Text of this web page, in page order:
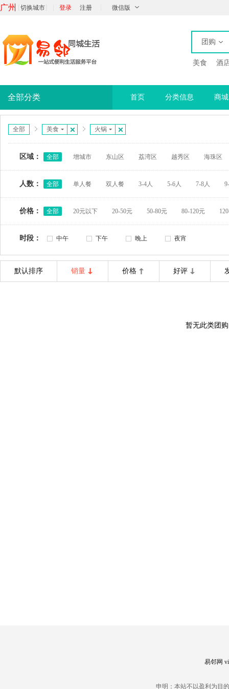
广州 切换城市 登录 注册 微信版
团购
美食 酒
全部分类 首页 分类信息 商城
全部 美食 火锅
区域： 全部 增城市 东山区 荔湾区 越秀区 海珠区
人数： 全部 单人餐 双人餐 3-4人 5-6人 7-8人
价格： 全部 20元以下 20-50元 50-80元 80-120元
时段： 中午 下午 晚上 夜宵
默认排序 销量 价格 好评
暂无此类团
易邻网
申明：本站不以盈利为目